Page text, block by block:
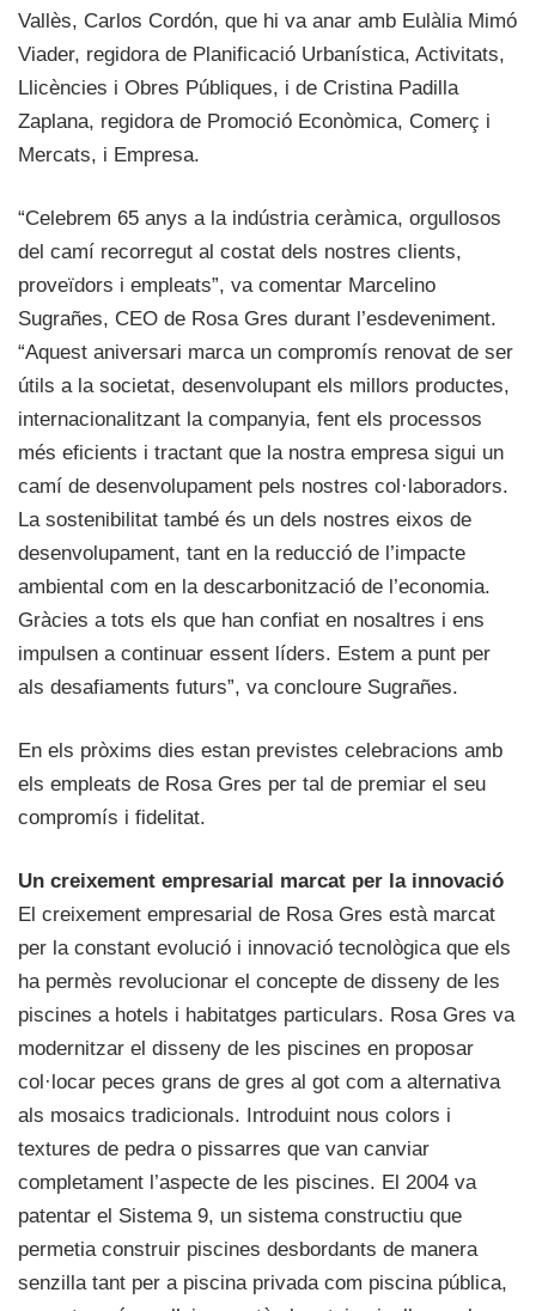
Vallès, Carlos Cordón, que hi va anar amb Eulàlia Mimó
Viader, regidora de Planificació Urbanística, Activitats,
Llicències i Obres Públiques, i de Cristina Padilla
Zaplana, regidora de Promoció Econòmica, Comerç i
Mercats, i Empresa.
“Celebrem 65 anys a la indústria ceràmica, orgullosos
del camí recorregut al costat dels nostres clients,
proveïdors i empleats”, va comentar Marcelino
Sugrañes, CEO de Rosa Gres durant l’esdeveniment.
“Aquest aniversari marca un compromís renovat de ser
útils a la societat, desenvolupant els millors productes,
internacionalitzant la companyia, fent els processos
més eficients i tractant que la nostra empresa sigui un
camí de desenvolupament pels nostres col·laboradors.
La sostenibilitat també és un dels nostres eixos de
desenvolupament, tant en la reducció de l’impacte
ambiental com en la descarbonització de l’economia.
Gràcies a tots els que han confiat en nosaltres i ens
impulsen a continuar essent líders. Estem a punt per
als desafiaments futurs”, va concloure Sugrañes.
En els pròxims dies estan previstes celebracions amb
els empleats de Rosa Gres per tal de premiar el seu
compromís i fidelitat.
Un creixement empresarial marcat per la innovació
El creixement empresarial de Rosa Gres està marcat
per la constant evolució i innovació tecnològica que els
ha permès revolucionar el concepte de disseny de les
piscines a hotels i habitatges particulars. Rosa Gres va
modernitzar el disseny de les piscines en proposar
col·locar peces grans de gres al got com a alternativa
als mosaics tradicionals. Introduint nous colors i
textures de pedra o pissarres que van canviar
completament l’aspecte de les piscines. El 2004 va
patentar el Sistema 9, un sistema constructiu que
permetia construir piscines desbordants de manera
senzilla tant per a piscina privada com piscina pública,